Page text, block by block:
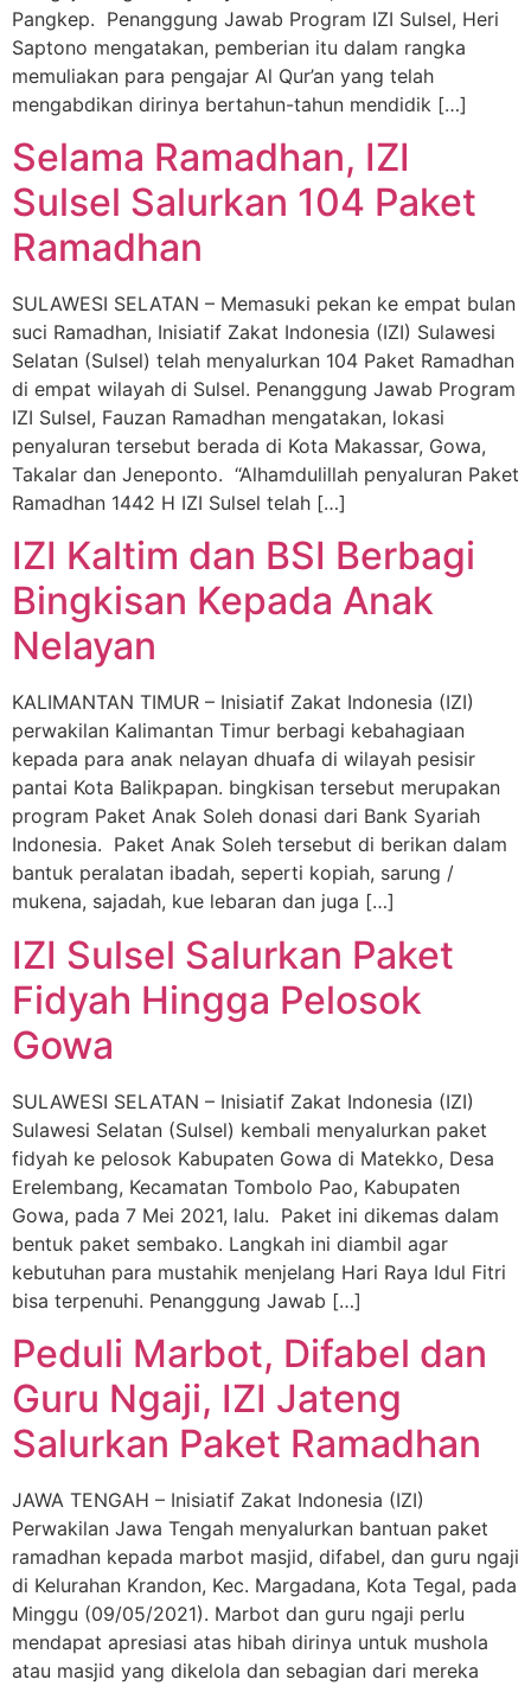
Pangkep. Penanggung Jawab Program IZI Sulsel, Heri
Saptono mengatakan, pemberian itu dalam rangka
memuliakan para pengajar Al Qur’an yang telah
mengabdikan dirinya bertahun-tahun mendidik […]
Selama Ramadhan, IZI
Sulsel Salurkan 104 Paket
Ramadhan
SULAWESI SELATAN – Memasuki pekan ke empat bulan
suci Ramadhan, Inisiatif Zakat Indonesia (IZI) Sulawesi
Selatan (Sulsel) telah menyalurkan 104 Paket Ramadhan
di empat wilayah di Sulsel. Penanggung Jawab Program
IZI Sulsel, Fauzan Ramadhan mengatakan, lokasi
penyaluran tersebut berada di Kota Makassar, Gowa,
Takalar dan Jeneponto. “Alhamdulillah penyaluran Paket
Ramadhan 1442 H IZI Sulsel telah […]
IZI Kaltim dan BSI Berbagi
Bingkisan Kepada Anak
Nelayan
KALIMANTAN TIMUR – Inisiatif Zakat Indonesia (IZI)
perwakilan Kalimantan Timur berbagi kebahagiaan
kepada para anak nelayan dhuafa di wilayah pesisir
pantai Kota Balikpapan. bingkisan tersebut merupakan
program Paket Anak Soleh donasi dari Bank Syariah
Indonesia. Paket Anak Soleh tersebut di berikan dalam
bantuk peralatan ibadah, seperti kopiah, sarung /
mukena, sajadah, kue lebaran dan juga […]
IZI Sulsel Salurkan Paket
Fidyah Hingga Pelosok
Gowa
SULAWESI SELATAN – Inisiatif Zakat Indonesia (IZI)
Sulawesi Selatan (Sulsel) kembali menyalurkan paket
fidyah ke pelosok Kabupaten Gowa di Matekko, Desa
Erelembang, Kecamatan Tombolo Pao, Kabupaten
Gowa, pada 7 Mei 2021, lalu. Paket ini dikemas dalam
bentuk paket sembako. Langkah ini diambil agar
kebutuhan para mustahik menjelang Hari Raya Idul Fitri
bisa terpenuhi. Penanggung Jawab […]
Peduli Marbot, Difabel dan
Guru Ngaji, IZI Jateng
Salurkan Paket Ramadhan
JAWA TENGAH – Inisiatif Zakat Indonesia (IZI)
Perwakilan Jawa Tengah menyalurkan bantuan paket
ramadhan kepada marbot masjid, difabel, dan guru ngaji
di Kelurahan Krandon, Kec. Margadana, Kota Tegal, pada
Minggu (09/05/2021). Marbot dan guru ngaji perlu
mendapat apresiasi atas hibah dirinya untuk mushola
atau masjid yang dikelola dan sebagian dari mereka